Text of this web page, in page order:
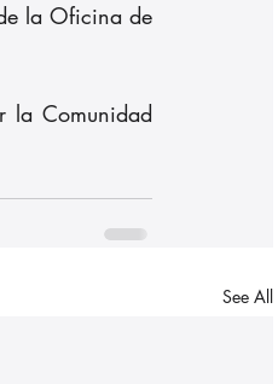
la Oficina de
la Comunidad
See All